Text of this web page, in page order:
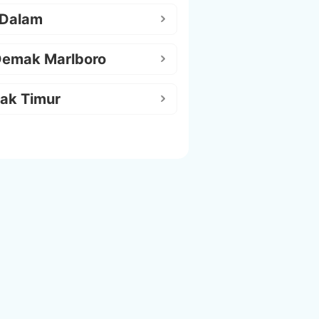
Marlboro
Timur